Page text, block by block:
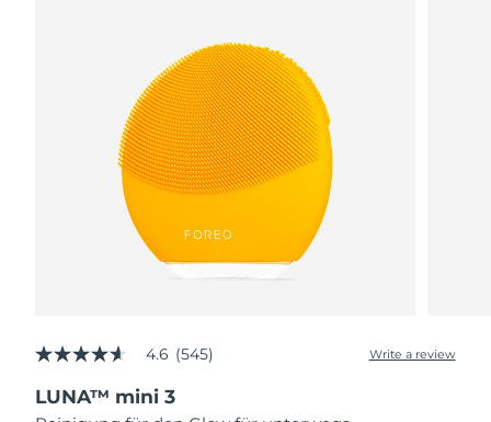
4.6
of
5
4.6 (545) Write a review
LUNA™ mini 3